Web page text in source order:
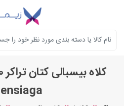
جستجو